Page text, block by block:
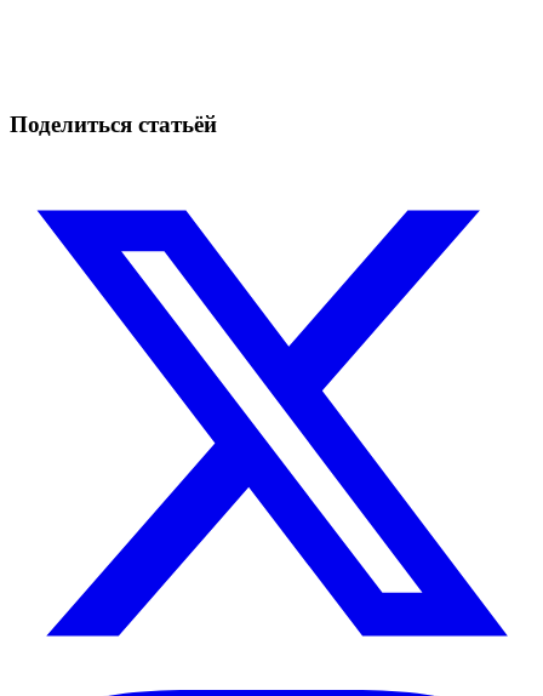
Поделиться статьёй